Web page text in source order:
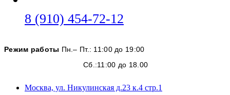
8 (910) 454-72-12
вашем
приложении
Режим работы Пн.– Пт.: 11:00 до 19:00
Сб.:11:00 до 18.00
Москва, ул. Никулинская д.23 к.4 стр.1